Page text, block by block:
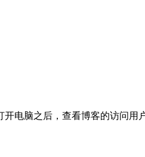
开电脑之后，查看博客的访问用